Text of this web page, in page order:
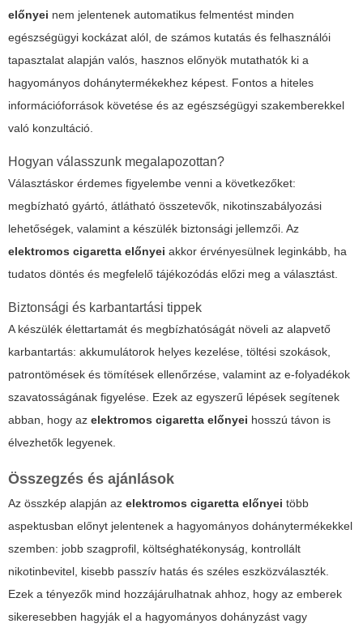
előnyei nem jelentenek automatikus felmentést minden
egészségügyi kockázat alól, de számos kutatás és felhasználói
tapasztalat alapján valós, hasznos előnyök mutathatók ki a
hagyományos dohánytermékekhez képest. Fontos a hiteles
információforrások követése és az egészségügyi szakemberekkel
való konzultáció.
Hogyan válasszunk megalapozottan?
Választáskor érdemes figyelembe venni a következőket:
megbízható gyártó, átlátható összetevők, nikotinszabályozási
lehetőségek, valamint a készülék biztonsági jellemzői. Az
elektromos cigaretta előnyei akkor érvényesülnek leginkább, ha
tudatos döntés és megfelelő tájékozódás előzi meg a választást.
Biztonsági és karbantartási tippek
A készülék élettartamát és megbízhatóságát növeli az alapvető
karbantartás: akkumulátorok helyes kezelése, töltési szokások,
patrontömések és tömítések ellenőrzése, valamint az e-folyadékok
szavatosságának figyelése. Ezek az egyszerű lépések segítenek
abban, hogy az elektromos cigaretta előnyei hosszú távon is
élvezhetők legyenek.
Összegzés és ajánlások
Az összkép alapján az elektromos cigaretta előnyei több
aspektusban előnyt jelentenek a hagyományos dohánytermékekkel
szemben: jobb szagprofil, költséghatékonyság, kontrollált
nikotinbevitel, kisebb passzív hatás és széles eszközválaszték.
Ezek a tényezők mind hozzájárulhatnak ahhoz, hogy az emberek
sikeresebben hagyják el a hagyományos dohányzást vagy